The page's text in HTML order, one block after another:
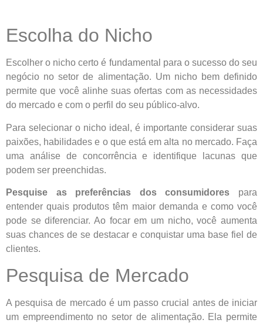
Escolha do Nicho
Escolher o nicho certo é fundamental para o sucesso do seu
negócio no setor de alimentação. Um nicho bem definido
permite que você alinhe suas ofertas com as necessidades
do mercado e com o perfil do seu público-alvo.
Para selecionar o nicho ideal, é importante considerar suas
paixões, habilidades e o que está em alta no mercado. Faça
uma análise de concorrência e identifique lacunas que
podem ser preenchidas.
Pesquise as preferências dos consumidores para
entender quais produtos têm maior demanda e como você
pode se diferenciar. Ao focar em um nicho, você aumenta
suas chances de se destacar e conquistar uma base fiel de
clientes.
Pesquisa de Mercado
A pesquisa de mercado é um passo crucial antes de iniciar
um empreendimento no setor de alimentação. Ela permite